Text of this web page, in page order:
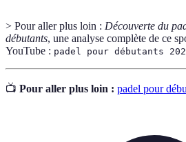
> Pour aller plus loin : Découverte du
débutants, une analyse complète de ce
YouTube : padel pour débutants
📺 Pour aller plus loin : padel pour